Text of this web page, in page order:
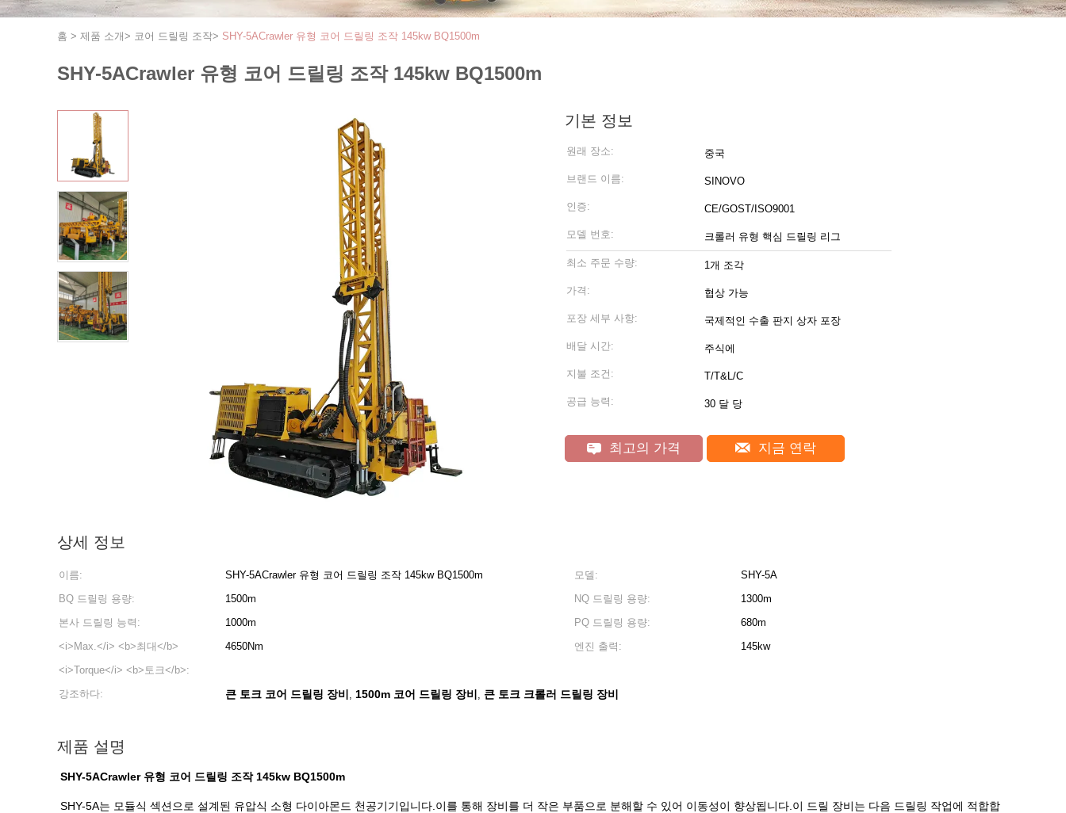
홈 > 제품 소개> 코어 드릴링 조작> SHY-5ACrawler 유형 코어 드릴링 조작 145kw BQ1500m
SHY-5ACrawler 유형 코어 드릴링 조작 145kw BQ1500m
기본 정보
원래 장소: 중국
브랜드 이름: SINOVO
인증: CE/GOST/ISO9001
모델 번호: 크롤러 유형 핵심 드릴링 리그
최소 주문 수량: 1개 조각
가격: 협상 가능
포장 세부 사항: 국제적인 수출 판지 상자 포장
배달 시간: 주식에
지불 조건: T/T&L/C
공급 능력: 30 달 당
최고의 가격 지금 연락
상세 정보
이름: SHY-5ACrawler 유형 코어 드릴링 조작 145kw BQ1500m 모델:
SHY-5A
BQ 드릴링 용량:
1500m NQ 드릴링 용량:
1300m
본사 드릴링 능력:
1000m PQ 드릴링 용량:
680m
<i>Max.</i> <b>최대</b>
<i>Torque</i> <b>토크</b>:
4650Nm 엔진 출력: 145kw
강조하다: 큰 토크 코어 드릴링 장비 , 1500m 코어 드릴링 장비 , 큰 토크 크롤러 드릴링 장비
제품 설명
SHY-5ACrawler 유형 코어 드릴링 조작 145kw BQ1500m
SHY-5A는 모듈식 섹션으로 설계된 유압식 소형 다이아몬드 천공기기입니다.이를 통해 장비를 더 작은 부품으로 분해할 수 있어 이동성이 향상됩니다.이 드릴 장비는 다음 드릴링 작업에 적합합